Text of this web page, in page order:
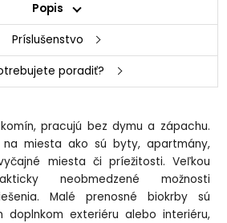
Popis
Príslušenstvo
poradiť?
pracujú bez dymu a zápachu.
miesta ako sú byty, apartmány,
miesta či príežitosti. Veľkou
neobmedzené možnosti
Malé prenosné biokrby sú
doplnkom exteriéru alebo interiéru,